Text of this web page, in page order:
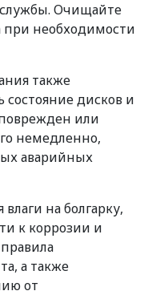
службы. Очищайте
при необходимости
также
состояние дисков и
или
немедленно,
аварийных
на болгарку,
к коррозии и
а также
от